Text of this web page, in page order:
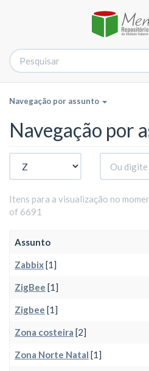
Navegação por assunto
Navegação por
Itens para a visualização no
of 6691
Assunto
Zabbix[1]
ZigBee [1]
Zigbee [1]
Zona costeira [2]
Zona Norte Natal [1]